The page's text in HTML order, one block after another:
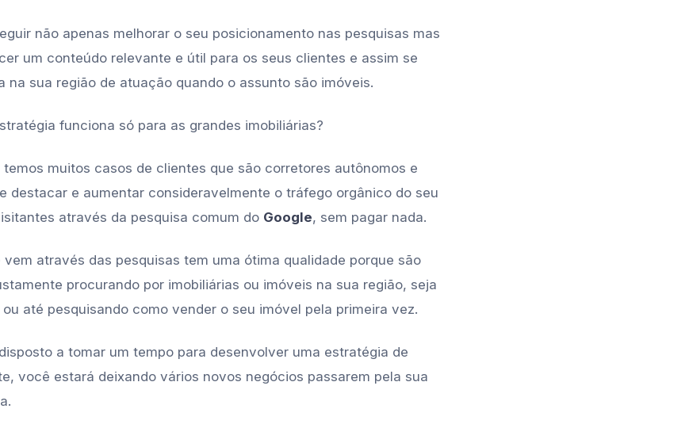
não apenas melhorar o seu posicionamento nas pesquisas mas
um conteúdo relevante e útil para os seus clientes e assim se
na sua região de atuação quando o assunto são imóveis.
funciona só para as grandes imobiliárias?
muitos casos de clientes que são corretores autônomos e
destacar e aumentar consideravelmente o tráfego orgânico do seu
através da pesquisa comum do Google, sem pagar nada.
vem através das pesquisas tem uma ótima qualidade porque são
procurando por imobiliárias ou imóveis na sua região, seja
até pesquisando como vender o seu imóvel pela primeira vez.
a tomar um tempo para desenvolver uma estratégia de
você estará deixando vários novos negócios passarem pela sua